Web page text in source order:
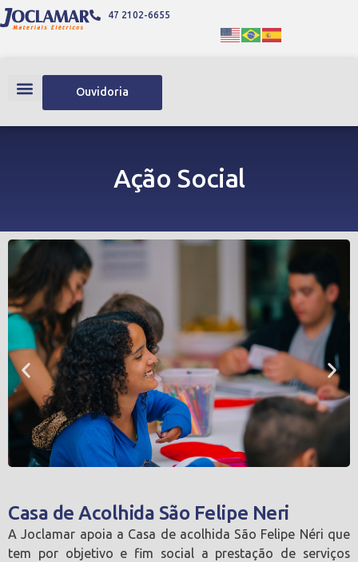
47 2102-6655
Ouvidoria
Ação Social
Casa de Acolhida São Felipe Neri
A Joclamar apoia a Casa de acolhida São Felipe Néri que
tem por objetivo e fim social a prestação de serviços